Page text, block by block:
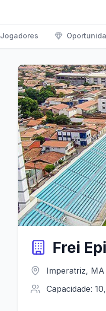
Jogadores
Frei
Imperatriz, MA
Capacidade: